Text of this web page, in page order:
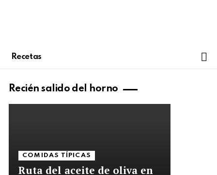
Recetas
Recién salido del horno
COMIDAS TÍPICAS
Ruta del aceite de oliva en